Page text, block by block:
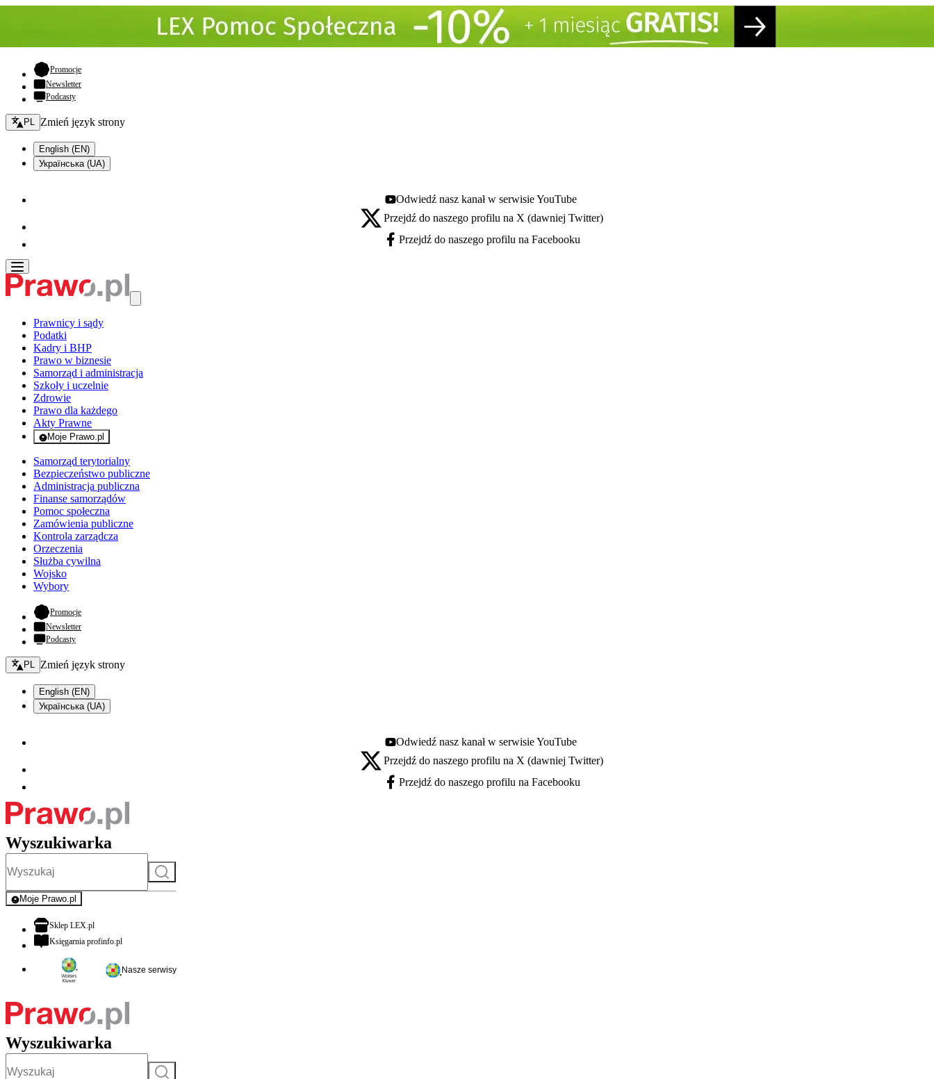
Promocje- otwiera się w nowej karcie
Newsletter
Podcasty
Zmień język - bieżący:
PL Zmień język strony
English (EN)
Українська (UA)
Youtube - otwiera się w nowej karcie
Odwiedź nasz kanał w serwisie YouTube
X - otwiera się w nowej karcie
Przejdź do naszego profilu na X (dawniej Twitter)
Facebook - otwiera się w nowej karcie
Przejdź do naszego profilu na Facebooku
Prawnicy i sądy
Podatki
Kadry i BHP
Prawo w biznesie
Samorząd i administracja
Szkoły i uczelnie
Zdrowie
Prawo dla każdego
Akty Prawne
Moje Prawo.pl
- rejestracja i logowanie do serwisu
Samorząd terytorialny
Bezpieczeństwo publiczne
Administracja publiczna
Finanse samorządów
Pomoc społeczna
Zamówienia publiczne
Kontrola zarządcza
Orzeczenia
Służba cywilna
Wojsko
Wybory
Promocje- otwiera się w nowej karcie
Newsletter
Podcasty
Zmień język - bieżący:
PL Zmień język strony
English (EN)
Українська (UA)
Youtube - otwiera się w nowej karcie
Odwiedź nasz kanał w serwisie YouTube
X - otwiera się w nowej karcie
Przejdź do naszego profilu na X (dawniej Twitter)
Facebook - otwiera się w nowej karcie
Przejdź do naszego profilu na Facebooku
Wyszukiwarka
Szukaj
Moje Prawo.pl
- rejestracja i logowanie do serwisu
Sklep LEX.plotwiera się w nowej karcie
Księgarnia profinfo.plotwiera się w nowej karcie
Nasze serwisy
Wyszukiwarka
Szukaj